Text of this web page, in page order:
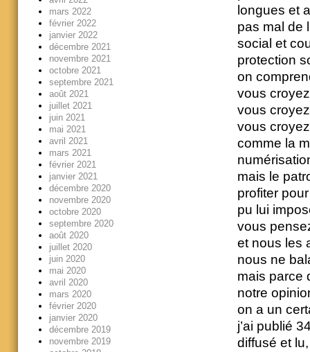
longues et
pas mal de
social et
protection
on
vous
vous
vous
comme la
mais le
profiter
pu lui
vous
et nous les
nous ne
mais parce
notre
on a un
j’ai publié
diffusé et
mars 2022
février 2022
janvier 2022
décembre 2021
novembre 2021
octobre 2021
septembre 2021
août 2021
juillet 2021
juin 2021
mai 2021
avril 2021
mars 2021
février 2021
janvier 2021
décembre 2020
novembre 2020
octobre 2020
septembre 2020
août 2020
juillet 2020
juin 2020
mai 2020
avril 2020
mars 2020
février 2020
janvier 2020
décembre 2019
novembre 2019